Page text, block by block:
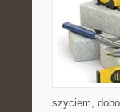
szyciem,